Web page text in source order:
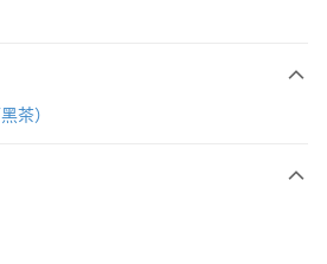
認證，即可結帳。
，再付款。
程】
先享後付」後，將跳轉至「AFTEE先享後付」
以上)免運費
茶）